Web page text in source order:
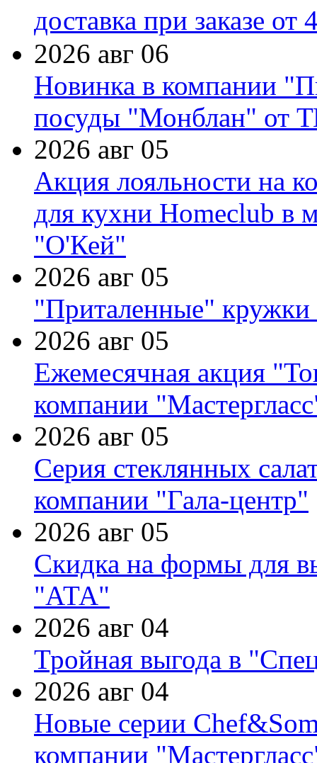
доставка при заказе от
2026 авг 06
Новинка в компании
посуды "Монблан" от
2026 авг 05
Акция лояльности на
для кухни Homeclub в
"О'Кей"
2026 авг 05
"Приталенные" кружки
2026 авг 05
Ежемесячная акция
компании
2026 авг 05
Серия стеклянных
компании "Гала-центр"
2026 авг 05
Скидка на формы для
"АТА"
2026 авг 04
Тройная выгода в
2026 авг 04
Новые серии
компании